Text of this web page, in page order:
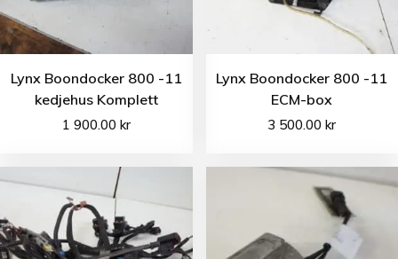
Lynx Boondocker 800 -11
kedjehus Komplett
1 900.00 kr
Lynx Boondocker 800 -11
ECM-box
3 500.00kr